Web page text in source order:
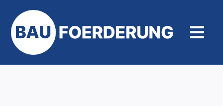
Inhalt
springen